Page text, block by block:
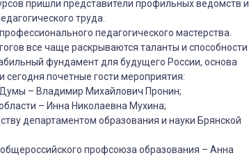
пришли представители профильных ведомств и
труда.
педагогического мастерства.
все чаще раскрываются таланты и способности
фундамент для будущего России, основа
сегодня почетные гости мероприятия:
– Владимир Михайлович Пронин;
– Инна Николаевна Мухина;
департаментом образования и науки Брянской
профсоюза образования – Анна